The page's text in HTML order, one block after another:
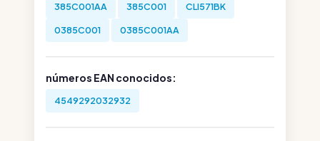
385C001AA 385C001 CLI571BK
0385C001 0385C001AA
números EAN conocidos:
4549292032932